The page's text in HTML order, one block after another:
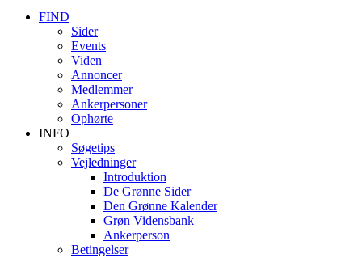
FIND
Sider
Events
Viden
Annoncer
Medlemmer
Ankerpersoner
Ophørte
INFO
Søgetips
Vejledninger
Introduktion
De Grønne Sider
Den Grønne Kalender
Grøn Vidensbank
Ankerperson
Betingelser